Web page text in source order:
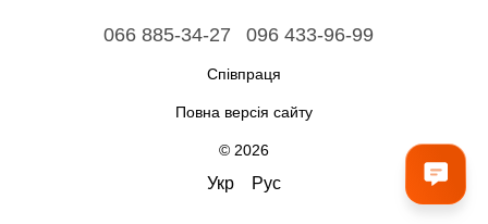
066 885-34-27 096 433-96-99
Співпраця
Повна версія сайту
© 2026
Укр Рус